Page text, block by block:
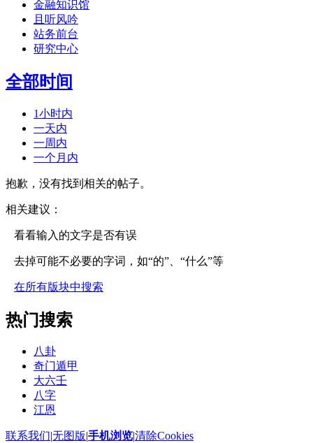
金融知识馆
且听风吟
站务前台
研究中心
全部时间
1小时内
一天内
一周内
一个月内
抱歉，没有找到相关的帖子。
相关建议：
看看输入的文字是否有误
去掉可能不必要的字词，如“的”、“什么”等
在所有版块中搜索
热门搜索
八卦
奇门遁甲
大六壬
八字
江恩
联系我们|无图版|手机浏览|清除Cookies